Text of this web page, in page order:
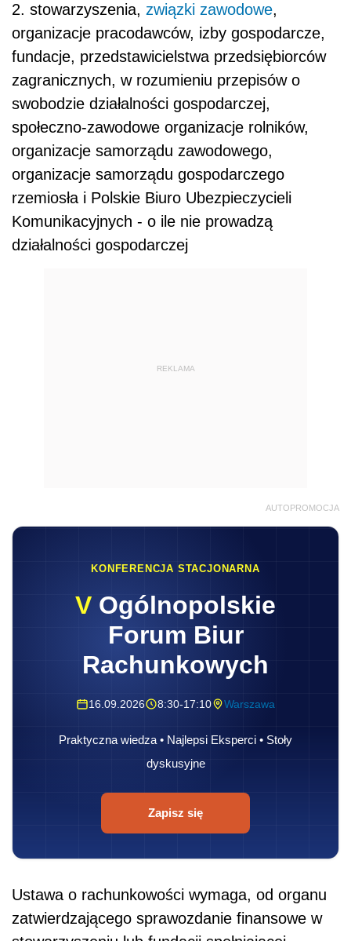
2. stowarzyszenia, związki zawodowe,
organizacje pracodawców, izby gospodarcze,
fundacje, przedstawicielstwa przedsiębiorców
zagranicznych, w rozumieniu przepisów o
swobodzie działalności gospodarczej,
społeczno-zawodowe organizacje rolników,
organizacje samorządu zawodowego,
organizacje samorządu gospodarczego
rzemiosła i Polskie Biuro Ubezpieczycieli
Komunikacyjnych - o ile nie prowadzą
działalności gospodarczej
REKLAMA
AUTOPROMOCJA
KONFERENCJA STACJONARNA
V Ogólnopolskie
Forum Biur
Rachunkowych
16.09.2026 8:30-17:10 Warszawa
Praktyczna wiedza • Najlepsi Eksperci • Stoły
dyskusyjne
Zapisz się
Ustawa o rachunkowości wymaga, od organu
zatwierdzającego sprawozdanie finansowe w